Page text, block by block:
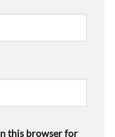
this browser for